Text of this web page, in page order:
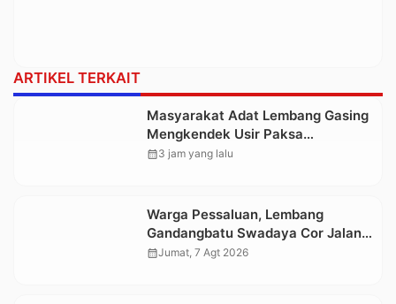
ARTIKEL TERKAIT
Masyarakat Adat Lembang Gasing
Mengkendek Usir Paksa
Penggarap yang Rusak Kawasan
calendar_month3 jam yang lalu
Warga Pessaluan, Lembang
Gandangbatu Swadaya Cor Jalan
Kabupaten
calendar_monthJumat, 7 Agt 2026